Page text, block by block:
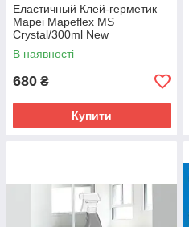
Еластичный Клей-герметик
Mapei Mapeflex MS
Crystal/300ml New
В наявності
680 ₴
Купити